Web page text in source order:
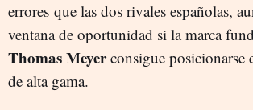
errores que las dos rivales españolas,
ventana de oportunidad si la marca
Thomas Meyerconsigue posicionarse
de alta gama.